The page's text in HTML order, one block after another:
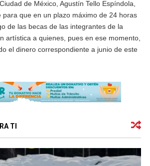
de México, Agustín Tello Espíndola,
para que en un plazo máximo de 24 horas
de las becas de las integrantes de la
artística a quienes, pues en ese momento,
el dinero correspondiente a junio de este
TI